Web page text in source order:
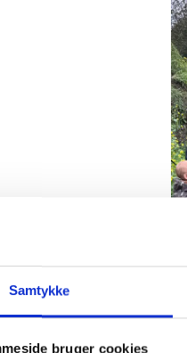
Samtykke
bruger cookies